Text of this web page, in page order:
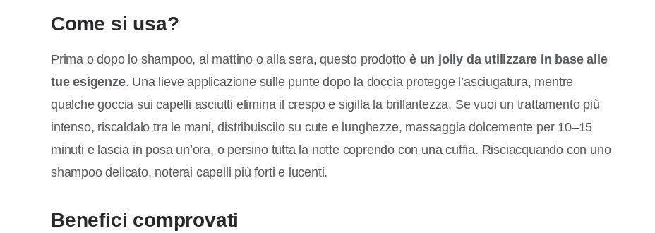
Come si usa?
Prima o dopo lo shampoo, al mattino o alla sera, questo prodotto è un jolly da utilizzare in base alle
tue esigenze. Una lieve applicazione sulle punte dopo la doccia protegge l’asciugatura, mentre
qualche goccia sui capelli asciutti elimina il crespo e sigilla la brillantezza. Se vuoi un trattamento più
intenso, riscaldalo tra le mani, distribuiscilo su cute e lunghezze, massaggia dolcemente per 10–15
minuti e lascia in posa un’ora, o persino tutta la notte coprendo con una cuffia. Risciacquando con uno
shampoo delicato, noterai capelli più forti e lucenti.
Benefici comprovati